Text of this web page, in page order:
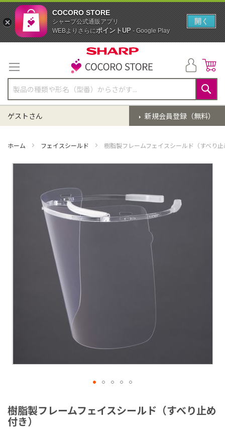
テ
ン
ツ
に
ス
キ
ッ
検
索
新規会員登録（無料）
ゲストさん
ホーム フェイスシールド 樹脂製フレームフェイスシールド（すべり
樹脂製フレームフェイスシールド（すべり止め
付き）
メ
ー
ジ
COCORO STORE
シャープ公式通販アプリ
WEBよりさらにポイントUP- Google Play
開く